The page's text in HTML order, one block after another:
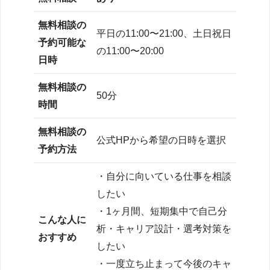
無料相談の
予約可能な
日時
平日の11:00〜21:00、土日祝日
の11:00〜20:00
無料相談の
時間
50分
無料相談の
予約方法
公式HPから希望の日時を選択
こんな人に
おすすめ
・自分に向いている仕事を相談
したい
・1ヶ月間、短期集中で自己分
析・キャリア設計・選考対策を
したい
・一度立ち止まって今後のキャ